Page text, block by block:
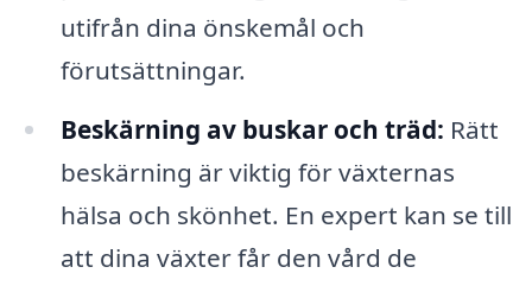
utifrån dina önskemål och
förutsättningar.
Beskärning av buskar och träd: Rätt
beskärning är viktig för växternas
hälsa och skönhet. En expert kan se till
att dina växter får den vård de